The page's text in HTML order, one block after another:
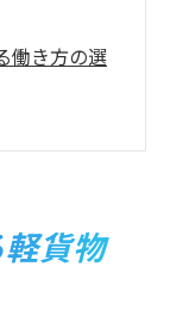
働き方の選
と注意点
品川区の需
貨物